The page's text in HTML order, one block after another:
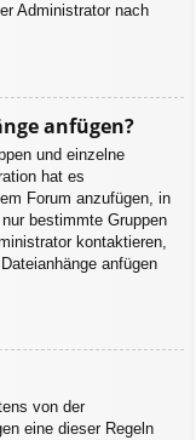
Administrator nach
anfügen?
und einzelne
hat es
Forum anzufügen, in
bestimmte Gruppen
kontaktieren,
anfügen
von der
eine dieser Regeln